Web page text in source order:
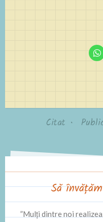
Citat •
Să
”Mulți dintre noi